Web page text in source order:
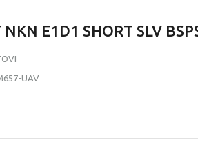
NKN E1D1 SHORT SLV
UAV